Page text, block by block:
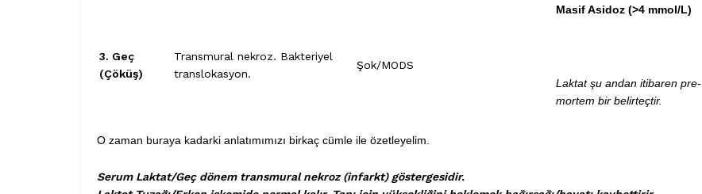
3. Geç
(Çöküş)
Transmural nekroz. Bakteriyel
translokasyon.
Şok/MODS
Masif Asidoz (>4 mmol/L)
Laktat şu andan itibaren pre-
mortem bir belirteçtir.
O zaman buraya kadarki anlatımımızı birkaç cümle ile özetleyelim.
Serum Laktat/Geç dönem transmural nekroz (infarkt) göstergesidir.